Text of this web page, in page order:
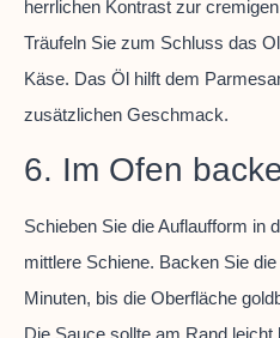
herrlichen Kontrast zur
Träufeln Sie zum Schluss das
Käse. Das Öl hilft dem
zusätzlichen Geschmack.
6. Im Ofen
Schieben Sie die Auflaufform in
mittlere Schiene. Backen Sie
Minuten, bis die Oberfläche